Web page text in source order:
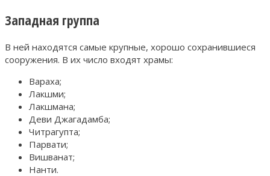
Западная группа
В ней находятся самые крупные, хорошо сохранившиеся
сооружения. В их число входят храмы:
Вараха;
Лакшми;
Лакшмана;
Деви Джагадамба;
Читрагупта;
Парвати;
Вишванат;
Нанти.